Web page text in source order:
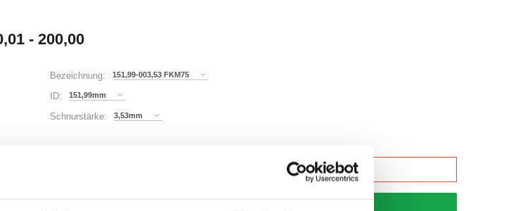
- 200,00
Bezeichnung: 151,99-003,53 FKM75
ID: 151,99mm
Schnurstärke: 3,53mm